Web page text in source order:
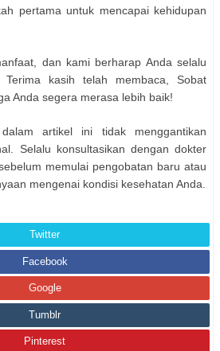
pertama untuk mencapai kehidupan
dan kami berharap Anda selalu
kasih telah membaca, Sobat
Anda segera merasa lebih baik!
artikel ini tidak menggantikan
Selalu konsultasikan dengan dokter
memulai pengobatan baru atau
mengenai kondisi kesehatan Anda.
Twitter
Facebook
Google
Tumblr
Pinterest